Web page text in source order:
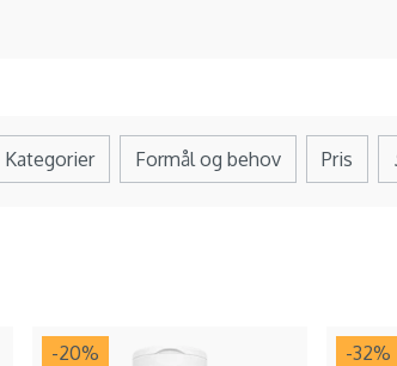
Kategorier Formål og behov Pris
-20% -32%